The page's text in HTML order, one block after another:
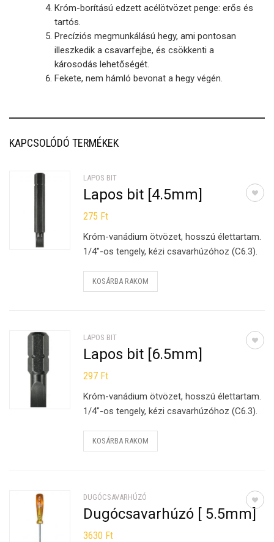
Króm-borítású edzett acélötvözet penge: erős és
tartós.
Precíziós megmunkálású hegy, ami pontosan
illeszkedik a csavarfejbe, és csökkenti a
károsodás lehetőségét.
Fekete, nem hámló bevonat a hegy végén.
KAPCSOLÓDÓ TERMÉKEK
LAPOS BIT
Lapos bit [4.5mm]
275 Ft
Króm-vanádium ötvözet, hosszú élettartam.
1/4″-os tengely, kézi csavarhúzóhoz (C6.3).
KOSÁRBA RAKOM
LAPOS BIT
Lapos bit [6.5mm]
297 Ft
Króm-vanádium ötvözet, hosszú élettartam.
1/4″-os tengely, kézi csavarhúzóhoz (C6.3).
KOSÁRBA RAKOM
DUGÓCSAVARHÚZÓ
Dugócsavarhúzó [ 5.5mm]
3630 Ft